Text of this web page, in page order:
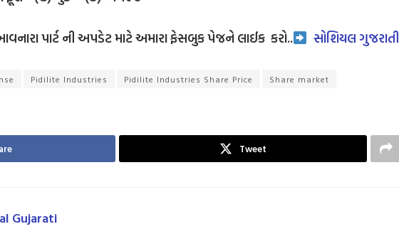
પાર્ટ ની અપડેટ માટે અમારા ફેસબુક પેજને લાઈક કરો.. સોશિયલ ગુજરાતી
nse Pidilite Industries Pidilite Industries Share Price
Share market
Tweet
Gujarati